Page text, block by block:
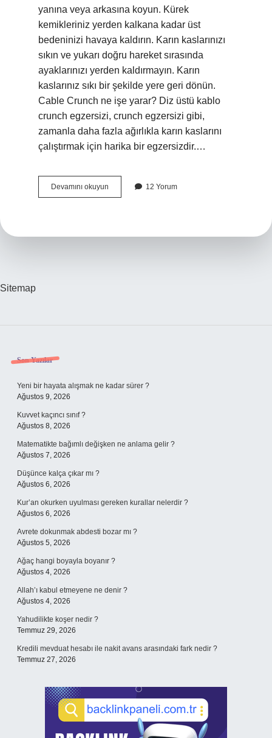
yanına veya arkasına koyun. Kürek
kemikleriniz yerden kalkana kadar üst
bedeninizi havaya kaldırın. Karın kaslarınızı
sıkın ve yukarı doğru hareket sırasında
ayaklarınızı yerden kaldırmayın. Karın
kaslarınız sıkı bir şekilde yere geri dönün.
Cable Crunch ne işe yarar? Diz üstü kablo
crunch egzersizi, crunch egzersizi gibi,
zamanla daha fazla ağırlıkla karın kaslarını
çalıştırmak için harika bir egzersizdir.…
Devamını okuyun
Crunch
12 Yorum
Sitemap
Sidebar
Son Yazılar
Yeni bir hayata alışmak ne kadar sürer ?
Ağustos 9, 2026
Kuvvet kaçıncı sınıf ?
Ağustos 8, 2026
Matematikte bağımlı değişken ne anlama gelir ?
Ağustos 7, 2026
Düşünce kalça çıkar mı ?
Ağustos 6, 2026
Kur’an okurken uyulması gereken kurallar nelerdir ?
Ağustos 6, 2026
Avrete dokunmak abdesti bozar mı ?
Ağustos 5, 2026
Ağaç hangi boyayla boyanır ?
Ağustos 4, 2026
Allah’ı kabul etmeyene ne denir ?
Ağustos 4, 2026
Yahudilikte koşer nedir ?
Temmuz 29, 2026
Kredili mevduat hesabı ile nakit avans arasındaki fark nedir ?
Temmuz 27, 2026